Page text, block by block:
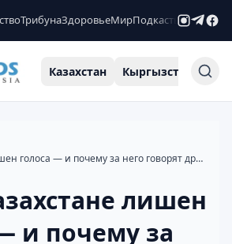
ТрибунаЗдоровьеМирПодкастыРейтинги
Казахстан Кыргызстан
Кто в Казахстане лишен голоса — и почему за него говорят другие
лишен
и почему за